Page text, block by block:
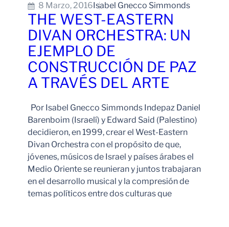
8 Marzo, 2016Isabel Gnecco Simmonds
THE WEST-EASTERN
DIVAN ORCHESTRA: UN
EJEMPLO DE
CONSTRUCCIÓN DE PAZ
A TRAVÉS DEL ARTE
Por Isabel Gnecco Simmonds Indepaz Daniel
Barenboim (Israelí) y Edward Said (Palestino)
decidieron, en 1999, crear el West-Eastern
Divan Orchestra con el propósito de que,
jóvenes, músicos de Israel y países árabes el
Medio Oriente se reunieran y juntos trabajaran
en el desarrollo musical y la compresión de
temas políticos entre dos culturas que